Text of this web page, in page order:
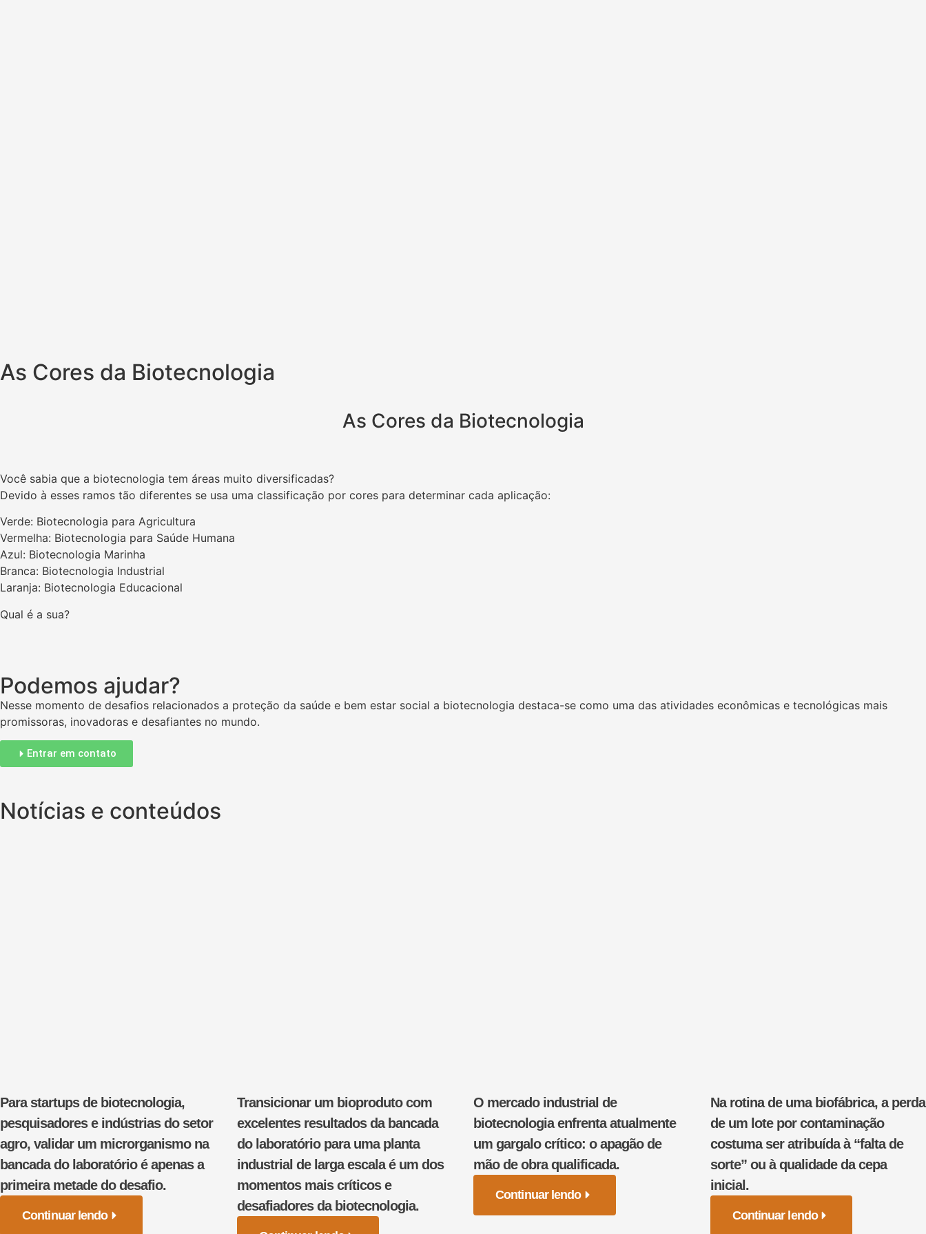
As Cores da Biotecnologia
As Cores da Biotecnologia
Você sabia que a biotecnologia tem áreas muito diversificadas?
Devido à esses ramos tão diferentes se usa uma classificação por cores para determinar cada aplicação:
Verde: Biotecnologia para Agricultura
Vermelha: Biotecnologia para Saúde Humana
Azul: Biotecnologia Marinha
Branca: Biotecnologia Industrial
Laranja: Biotecnologia Educacional
Qual é a sua?
Podemos ajudar?
Nesse momento de desafios relacionados a proteção da saúde e bem estar social a biotecnologia destaca-se como uma das atividades econômicas e tecnológicas mais
promissoras, inovadoras e desafiantes no mundo.
Entrar em contato
Notícias e conteúdos
Para startups de biotecnologia,
pesquisadores e indústrias do setor
agro, validar um microrganismo na
bancada do laboratório é apenas a
primeira metade do desafio.
Continuar lendo
Transicionar um bioproduto com
excelentes resultados da bancada
do laboratório para uma planta
industrial de larga escala é um dos
momentos mais críticos e
desafiadores da biotecnologia.
O mercado industrial de
biotecnologia enfrenta atualmente
um gargalo crítico: o apagão de
mão de obra qualificada.
Continuar lendo
Na rotina de uma biofábrica, a perda
de um lote por contaminação
costuma ser atribuída à “falta de
sorte” ou à qualidade da cepa
inicial.
Continuar lendo